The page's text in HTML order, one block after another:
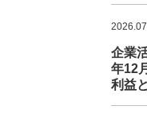
企業
年12
利益